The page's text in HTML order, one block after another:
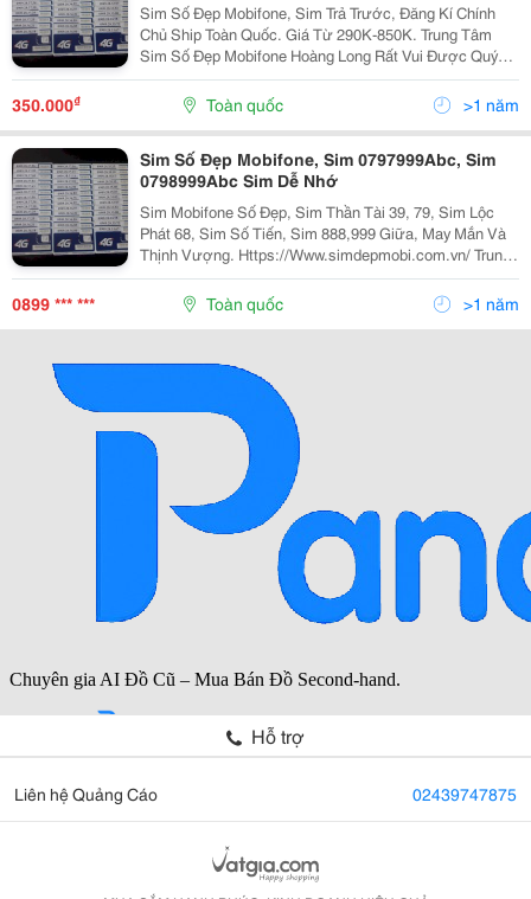
Sim Số Đẹp Mobifone, Sim Trả Trước, Đăng Kí Chính
Chủ Ship Toàn Quốc. Giá Từ 290K-850K. Trung Tâm
Sim Số Đẹp Mobifone Hoàng Long Rất Vui Được Quý
Khách Ghé Thăm Website:
Https://Www.simdepmobi.com.vn/ Luôn Dc Cập Nhật
Sim Đẹp Mobi Mới Nhấ
350.000₫ Toàn quốc >1 năm
Sim Số Đẹp Mobifone, Sim 0797999Abc, Sim
0798999Abc Sim Dễ Nhớ
Sim Mobifone Số Đẹp, Sim Thần Tài 39, 79, Sim Lộc
Phát 68, Sim Số Tiến, Sim 888,999 Giữa, May Mắn Và
Thịnh Vượng. Https://Www.simdepmobi.com.vn/ Trung
Tâm Sim Số Đẹp Mobifone Hoàng Long Rất Vui Được
Quý Khách Ghé Thăm Website: Https://Www.simde
0899 *** *** Toàn quốc >1 năm
Hỗ trợ
Liên hệ Quảng Cáo 02439747875